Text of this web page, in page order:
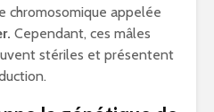
chromosomique appelée
Cependant, ces mâles
stériles et présentent